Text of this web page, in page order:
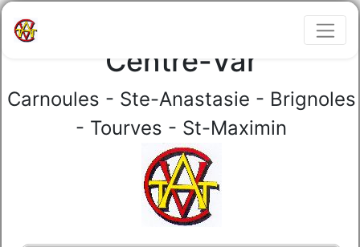
Train touristique du
Centre-Var
Carnoules - Ste-Anastasie - Brignoles
- Tourves - St-Maximin